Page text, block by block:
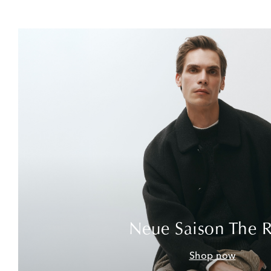
Neue Saison The
Shop now